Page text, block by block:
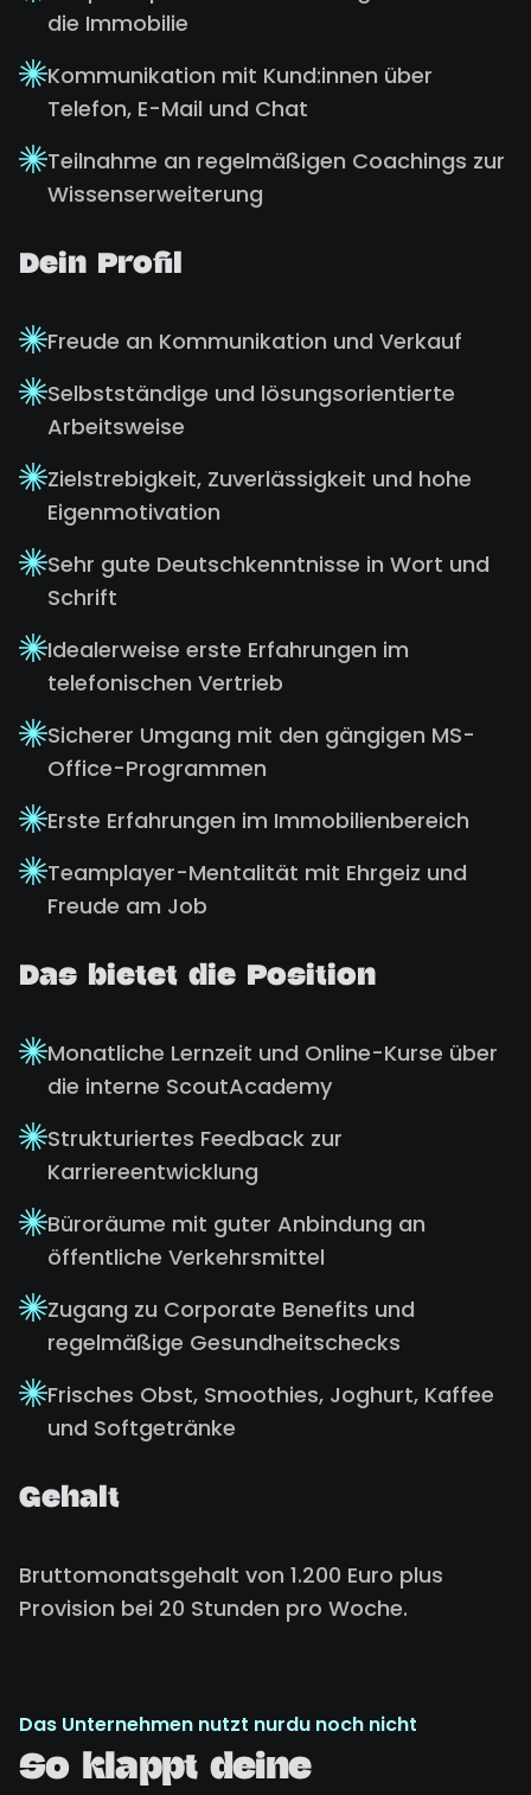
die Immobilie
Kommunikation mit Kund:innen über
Telefon, E-Mail und Chat
Teilnahme an regelmäßigen Coachings zur
Wissenserweiterung
Dein Profil
Freude an Kommunikation und Verkauf
Selbstständige und lösungsorientierte
Arbeitsweise
Zielstrebigkeit, Zuverlässigkeit und hohe
Eigenmotivation
Sehr gute Deutschkenntnisse in Wort und
Schrift
Idealerweise erste Erfahrungen im
telefonischen Vertrieb
Sicherer Umgang mit den gängigen MS-
Office-Programmen
Erste Erfahrungen im Immobilienbereich
Teamplayer-Mentalität mit Ehrgeiz und
Freude am Job
Das bietet die Position
Monatliche Lernzeit und Online-Kurse über
die interne ScoutAcademy
Strukturiertes Feedback zur
Karriereentwicklung
Büroräume mit guter Anbindung an
öffentliche Verkehrsmittel
Zugang zu Corporate Benefits und
regelmäßige Gesundheitschecks
Frisches Obst, Smoothies, Joghurt, Kaffee
und Softgetränke
Gehalt
Bruttomonatsgehalt von 1.200 Euro plus
Provision bei 20 Stunden pro Woche.
Das Unternehmen nutzt nurdu noch nicht
So klappt deine